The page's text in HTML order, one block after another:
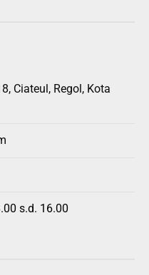
Ciateul, Regol, Kota
s.d. 16.00